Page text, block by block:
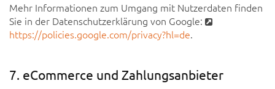
Mehr Informationen zum Umgang mit Nutzerdaten finden
Sie in der Datenschutzerklärung von Google:
https://policies.google.com/privacy?hl=de.
7. eCommerce und Zahlungsanbieter